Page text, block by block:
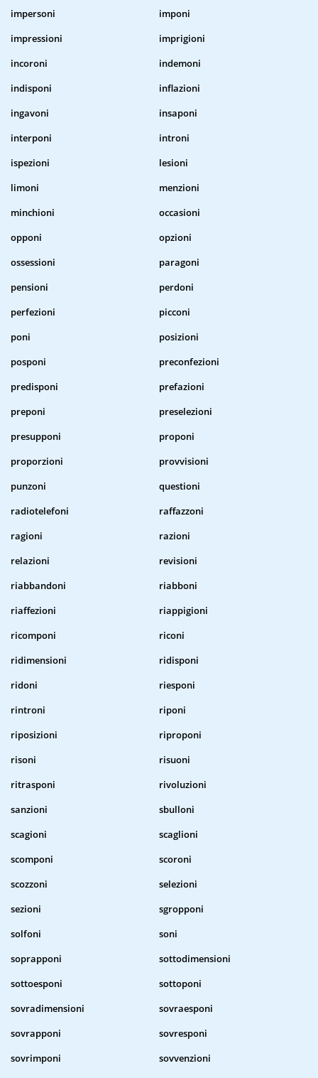
impersoni
imponi
impressioni
imprigioni
incoroni
indemoni
indisponi
inflazioni
ingavoni
insaponi
interponi
introni
ispezioni
lesioni
limoni
menzioni
minchioni
occasioni
opponi
opzioni
ossessioni
paragoni
pensioni
perdoni
perfezioni
picconi
poni
posizioni
posponi
preconfezioni
predisponi
prefazioni
preponi
preselezioni
presupponi
proponi
proporzioni
provvisioni
punzoni
questioni
radiotelefoni
raffazzoni
ragioni
razioni
relazioni
revisioni
riabbandoni
riabboni
riaffezioni
riappigioni
ricomponi
riconi
ridimensioni
ridisponi
ridoni
riesponi
rintroni
riponi
riposizioni
riproponi
risoni
risuoni
ritrasponi
rivoluzioni
sanzioni
sbulloni
scagioni
scaglioni
scomponi
scoroni
scozzoni
selezioni
sezioni
sgropponi
solfoni
soni
soprapponi
sottodimensioni
sottoesponi
sottoponi
sovradimensioni
sovraesponi
sovrapponi
sovresponi
sovrimponi
sovvenzioni